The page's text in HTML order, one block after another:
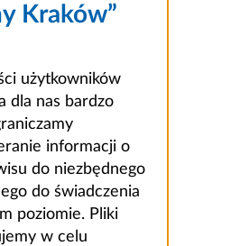
Kraków”
użytkowników
dla nas bardzo
informacji o
do niezbędnego
do świadczenia
poziomie. Pliki
w celu